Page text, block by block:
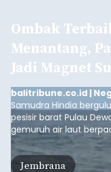
Ombak
Menantang,
Jadi Magnet
balitribune.co.id |
Samudra Hindia
pesisir barat Pulau
gemuruh air laut
penonton yang
Kecamatan
Ratusan peselancar
Jembrana